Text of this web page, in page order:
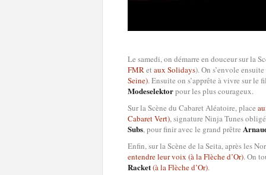
Le samedi, on démarre en douceur sur la
FMRet aux Solidays). On s’envole
Seine). Ensuite on s’apprête à vivre sur le
Modeselektorpour les plus courageux.
Sur la Scène du Cabaret Aléatoire, place
Cabaret Vert), signature Ninja Tunes
Subs, pour finir avec le grand prêtre
Enfin, sur la Scène de la Seita, après les
entendre leur voix (à la Flèche d’Or). On
Racket(à la Flèche d’Or).